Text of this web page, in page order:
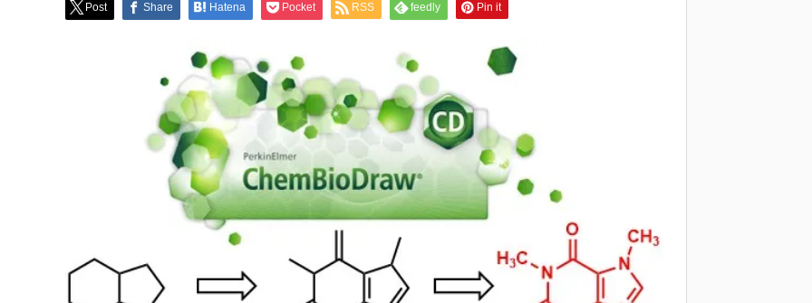
Post Share Hatena Pocket RSS feedly Pin it